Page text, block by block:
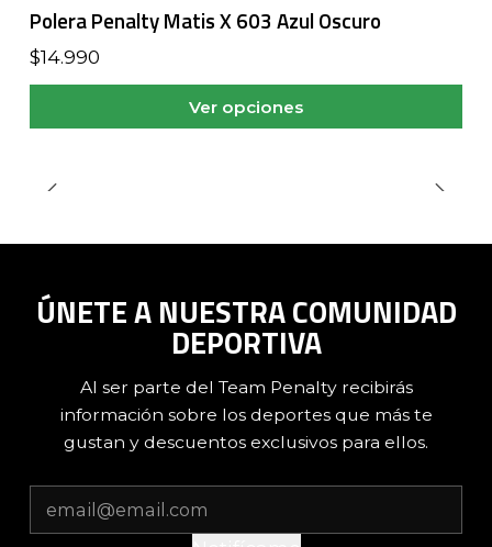
Polera Penalty Matis X 603 Azul Oscuro
$14.990
Ver opciones
ÚNETE A NUESTRA COMUNIDAD
DEPORTIVA
Al ser parte del Team Penalty recibirás
información sobre los deportes que más te
gustan y descuentos exclusivos para ellos.